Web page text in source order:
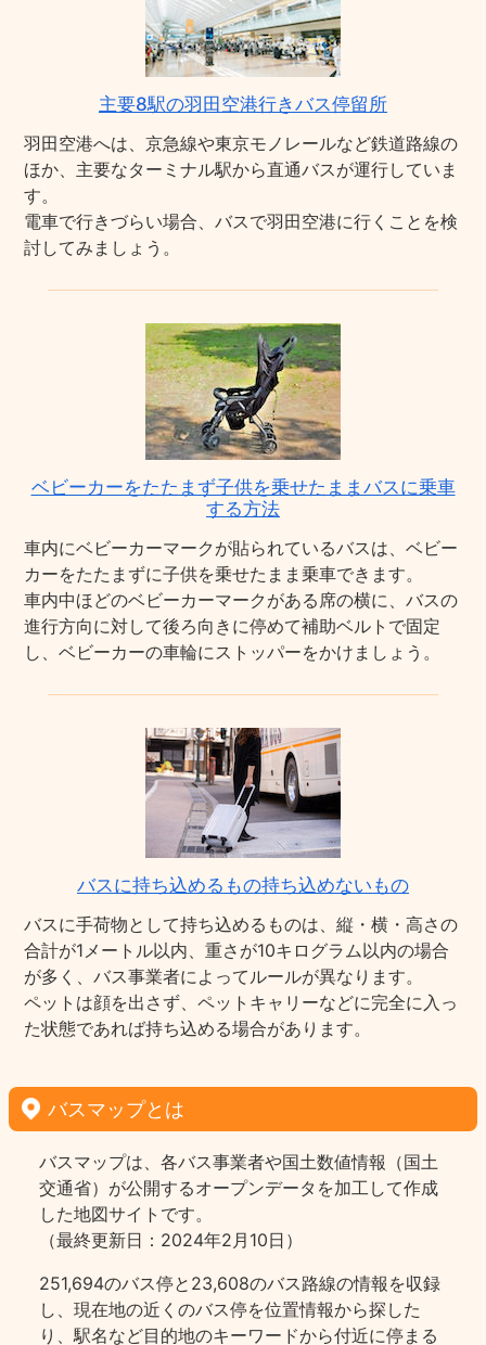
主要8駅の羽田空港行きバス停留所
羽田空港へは、京急線や東京モノレールなど鉄道路線の
ほか、主要なターミナル駅から直通バスが運行していま
す。
電車で行きづらい場合、バスで羽田空港に行くことを検
討してみましょう。
ベビーカーをたたまず子供を乗せたままバスに乗車
する方法
車内にベビーカーマークが貼られているバスは、ベビー
カーをたたまずに子供を乗せたまま乗車できます。
車内中ほどのベビーカーマークがある席の横に、バスの
進行方向に対して後ろ向きに停めて補助ベルトで固定
し、ベビーカーの車輪にストッパーをかけましょう。
バスに持ち込めるもの持ち込めないもの
バスに手荷物として持ち込めるものは、縦・横・高さの
合計が1メートル以内、重さが10キログラム以内の場合
が多く、バス事業者によってルールが異なります。
ペットは顔を出さず、ペットキャリーなどに完全に入っ
た状態であれば持ち込める場合があります。
バスマップとは
バスマップは、各バス事業者や国土数値情報（国土
交通省）が公開するオープンデータを加工して作成
した地図サイトです。
（最終更新日：2024年2月10日）
251,694のバス停と23,608のバス路線の情報を収録
し、現在地の近くのバス停を位置情報から探した
り、駅名など目的地のキーワードから付近に停まる